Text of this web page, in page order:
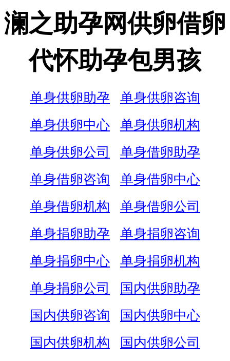
澜之助孕网供卵借卵
代怀助孕包男孩
单身供卵助孕
单身供卵咨询
单身供卵中心
单身供卵机构
单身供卵公司
单身借卵助孕
单身借卵咨询
单身借卵中心
单身借卵机构
单身借卵公司
单身捐卵助孕
单身捐卵咨询
单身捐卵中心
单身捐卵机构
单身捐卵公司
国内供卵助孕
国内供卵咨询
国内供卵中心
国内供卵机构
国内供卵公司